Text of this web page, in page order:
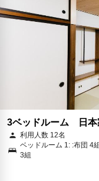
3ベッドルーム 日本
利用人数 12名
ベッドルーム 1: :布団 4
3組